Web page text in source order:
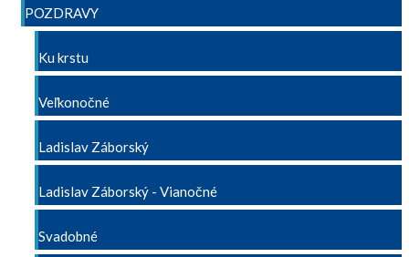
POZDRAVY
Ku krstu
Veľkonočné
Ladislav Záborský
Ladislav Záborský - Vianočné
Svadobné